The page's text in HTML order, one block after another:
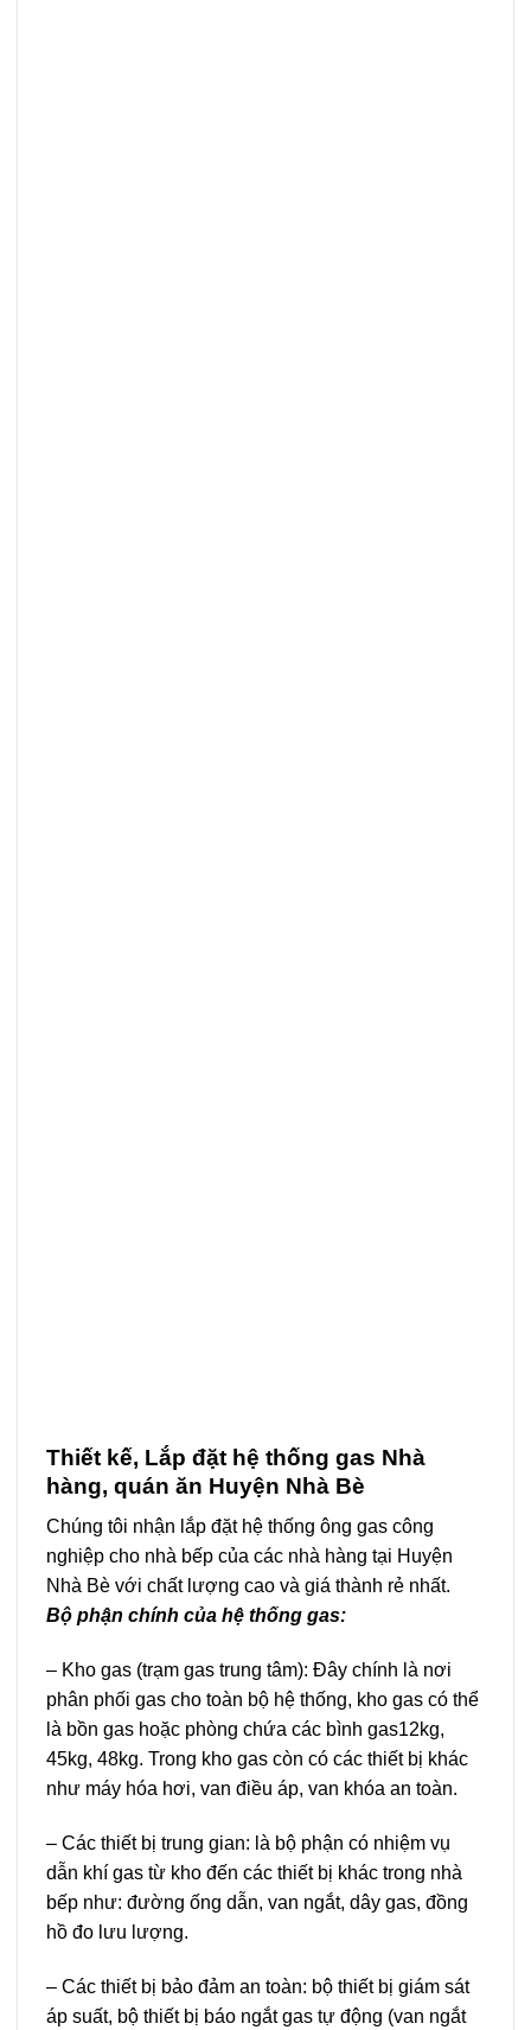
Thiết kế, Lắp đặt hệ thống gas Nhà
hàng, quán ăn Huyện Nhà Bè
Chúng tôi nhận lắp đặt hệ thống ông gas công
nghiệp cho nhà bếp của các nhà hàng tại Huyện
Nhà Bè với chất lượng cao và giá thành rẻ nhất.
Bộ phận chính của hệ thống gas:
– Kho gas (trạm gas trung tâm): Đây chính là nơi
phân phối gas cho toàn bộ hệ thống, kho gas có thể
là bồn gas hoặc phòng chứa các bình gas12kg,
45kg, 48kg. Trong kho gas còn có các thiết bị khác
như máy hóa hơi, van điều áp, van khóa an toàn.
– Các thiết bị trung gian: là bộ phận có nhiệm vụ
dẫn khí gas từ kho đến các thiết bị khác trong nhà
bếp như: đường ống dẫn, van ngắt, dây gas, đồng
hồ đo lưu lượng.
– Các thiết bị bảo đảm an toàn: bộ thiết bị giám sát
áp suất, bộ thiết bị báo ngắt gas tự động (van ngắt